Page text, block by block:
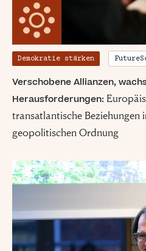
Demokratie stärken
Verschobene Allianzen,
Herausforderungen:
transatlantische Beziehungen
geopolitischen Ordnung